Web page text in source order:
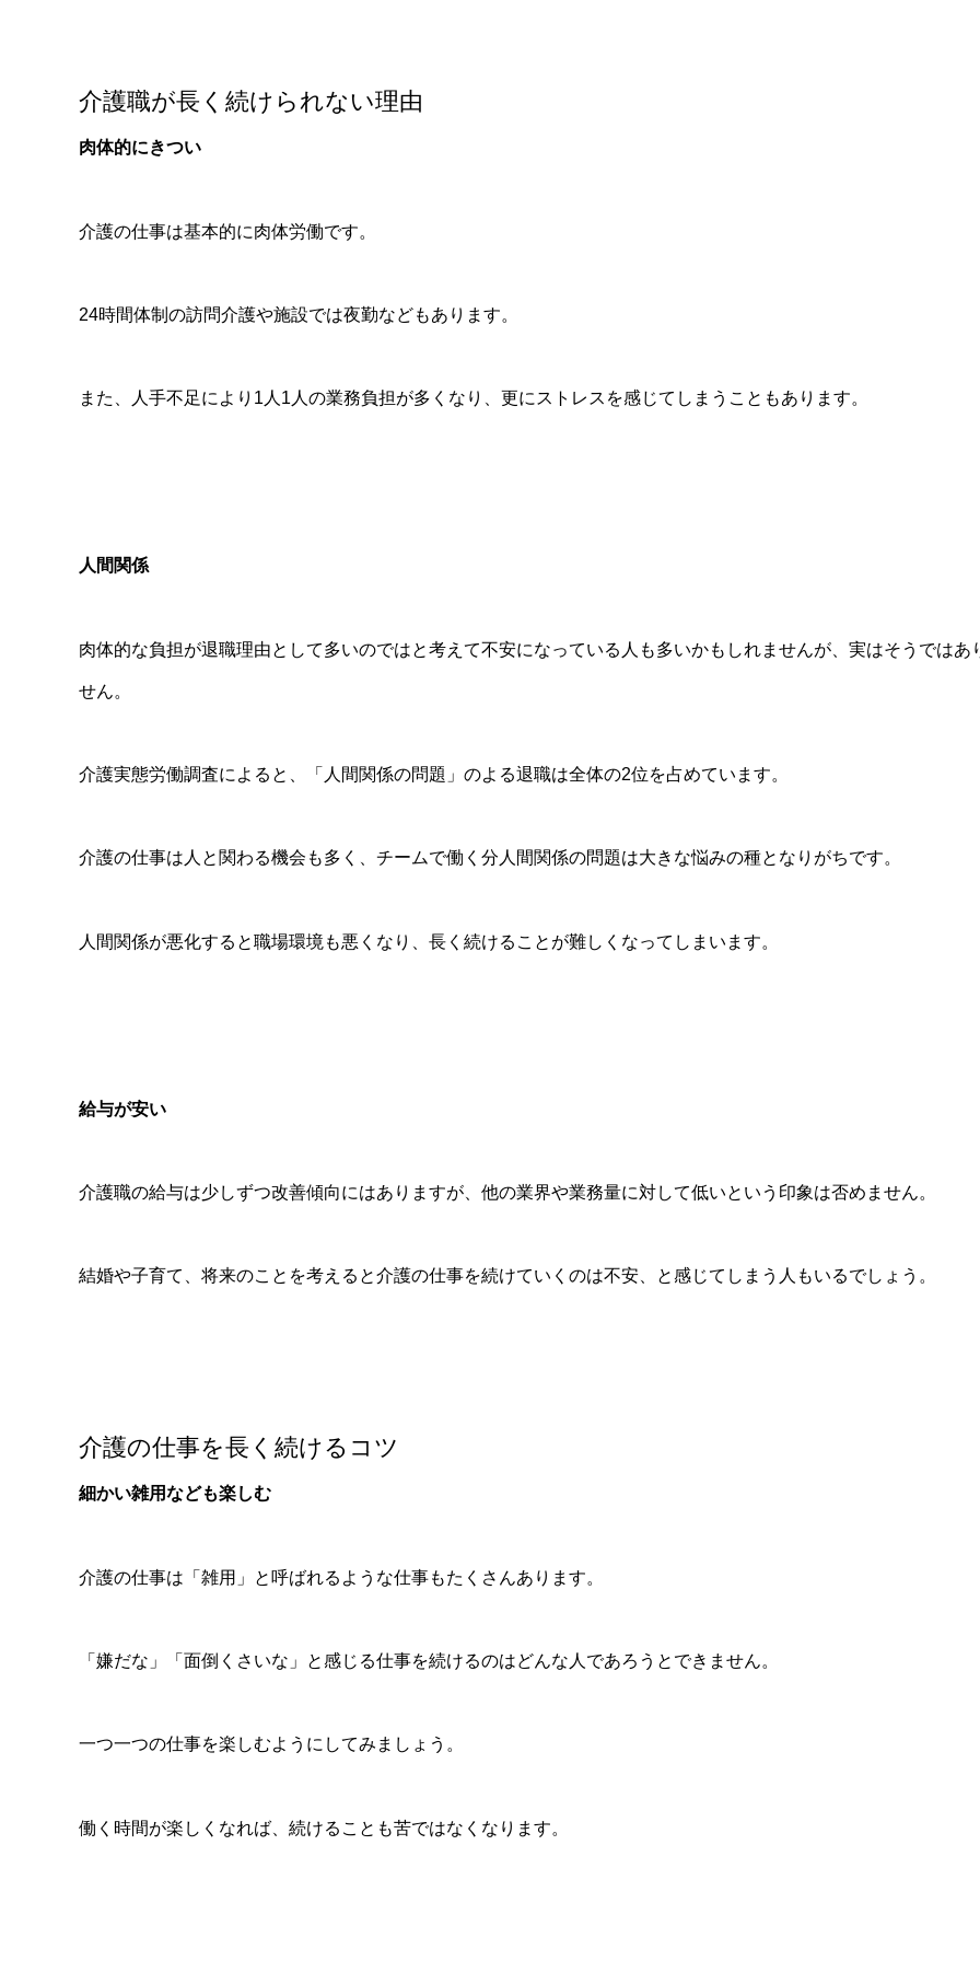
介護職が長く続けられない理由
肉体的にきつい
介護の仕事は基本的に肉体労働です。
24時間体制の訪問介護や施設では夜勤などもあります。
また、人手不足により1人1人の業務負担が多くなり、更にストレスを感じてしまうこともあります。
人間関係
肉体的な負担が退職理由として多いのではと考えて不安になっている人も多いかもしれませんが、実はそうではあ
せん。
介護実態労働調査によると、「人間関係の問題」のよる退職は全体の2位を占めています。
介護の仕事は人と関わる機会も多く、チームで働く分人間関係の問題は大きな悩みの種となりがちです。
人間関係が悪化すると職場環境も悪くなり、長く続けることが難しくなってしまいます。
給与が安い
介護職の給与は少しずつ改善傾向にはありますが、他の業界や業務量に対して低いという印象は否めません。
結婚や子育て、将来のことを考えると介護の仕事を続けていくのは不安、と感じてしまう人もいるでしょう。
介護の仕事を長く続けるコツ
細かい雑用なども楽しむ
介護の仕事は「雑用」と呼ばれるような仕事もたくさんあります。
「嫌だな」「面倒くさいな」と感じる仕事を続けるのはどんな人であろうとできません。
一つ一つの仕事を楽しむようにしてみましょう。
働く時間が楽しくなれば、続けることも苦ではなくなります。